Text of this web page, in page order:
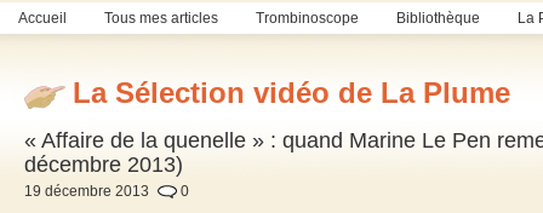
Accueil Tous mes articles Trombinoscope Bibliothèque La
La Sélection vidéo de La Plume
« Affaire de la quenelle » : quand Marine Le Pen
décembre 2013)
19 décembre 2013 0